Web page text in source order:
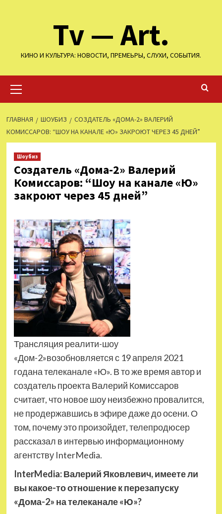
Tv — Art.
КИНО И КУЛЬТУРА: НОВОСТИ, ПРЕМЕЬРЫ, СЛУХИ, СОБЫТИЯ.
меню
ГЛАВНАЯ ШОУБИЗ
СОЗДАТЕЛЬ «ДОМА-2» ВАЛЕРИЙ
КОМИССАРОВ: “ШОУ НА КАНАЛЕ «Ю» ЗАКРОЮТ ЧЕРЕЗ 45 ДНЕЙ”
Шоубиз
Создатель «Дома-2» Валерий
Комиссаров: “Шоу на канале «Ю»
закроют через 45 дней”
Трансляция реалити-шоу
«Дом-2»возобновляется с 19 апреля 2021
годана телеканале «Ю». В то же время автор и
создатель проекта Валерий Комиссаров
считает, что новое шоу неизбежно провалится,
не продержавшись в эфире даже до осени. О
том, почему это произойдет, телепродюсер
рассказал в интервью информационному
агентству InterMedia.
InterMedia: Валерий Яковлевич, имеете ли
вы какое-то отношение к перезапуску
«Дома-2» на телеканале «Ю»?